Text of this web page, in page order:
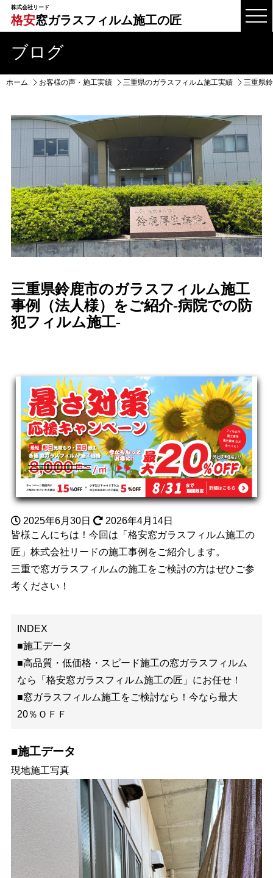
株式会社リード
格安窓ガラスフィルム施工の匠
ブログ
ホーム お客様の声・施工実績 三重県のガラスフィルム施工実績 三重県
三重県鈴鹿市のガラスフィルム施工
事例（法人様）をご紹介-病院での防
犯フィルム施工-
2025年6月30日
2026年4月14日
皆様こんにちは！今回は「格安窓ガラスフィルム施工の
匠」株式会社リードの施工事例をご紹介します。
三重で窓ガラスフィルムの施工をご検討の方はぜひご参
考ください！
INDEX
■施工データ
■高品質・低価格・スピード施工の窓ガラスフィルム
なら「格安窓ガラスフィルム施工の匠」にお任せ！
■窓ガラスフィルム施工をご検討なら！今なら最大
20％ＯＦＦ
■施工データ
現地施工写真